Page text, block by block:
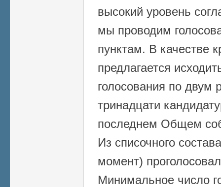
высокий уровень
мы проводим
пунктам. В качестве
предлагается
голосования по двум
тринадцати
последнем Общем
Из списочного
момент)
Минимальное число